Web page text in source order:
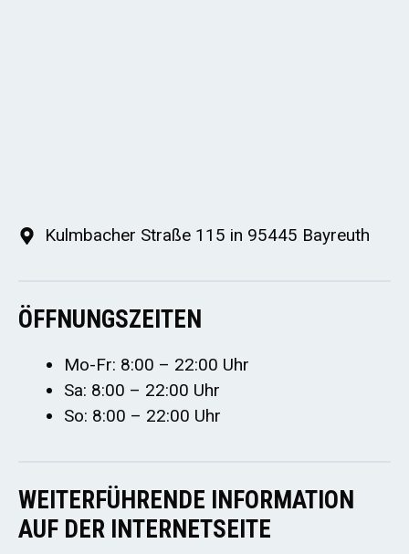
Kulmbacher Straße 115 in 95445 Bayreuth
ÖFFNUNGSZEITEN
Mo-Fr: 8:00 – 22:00 Uhr
Sa: 8:00 – 22:00 Uhr
So: 8:00 – 22:00 Uhr
WEITERFÜHRENDE INFORMATION
AUF DER INTERNETSEITE